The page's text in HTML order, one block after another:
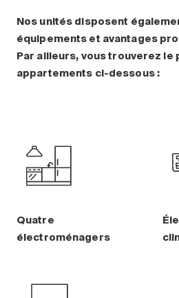
Nos unités disposent
équipements et avantages
Par ailleurs, vous trouverez le
appartements ci-dessous :
Quatre
électroménagers